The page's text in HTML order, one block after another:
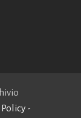
Policy -